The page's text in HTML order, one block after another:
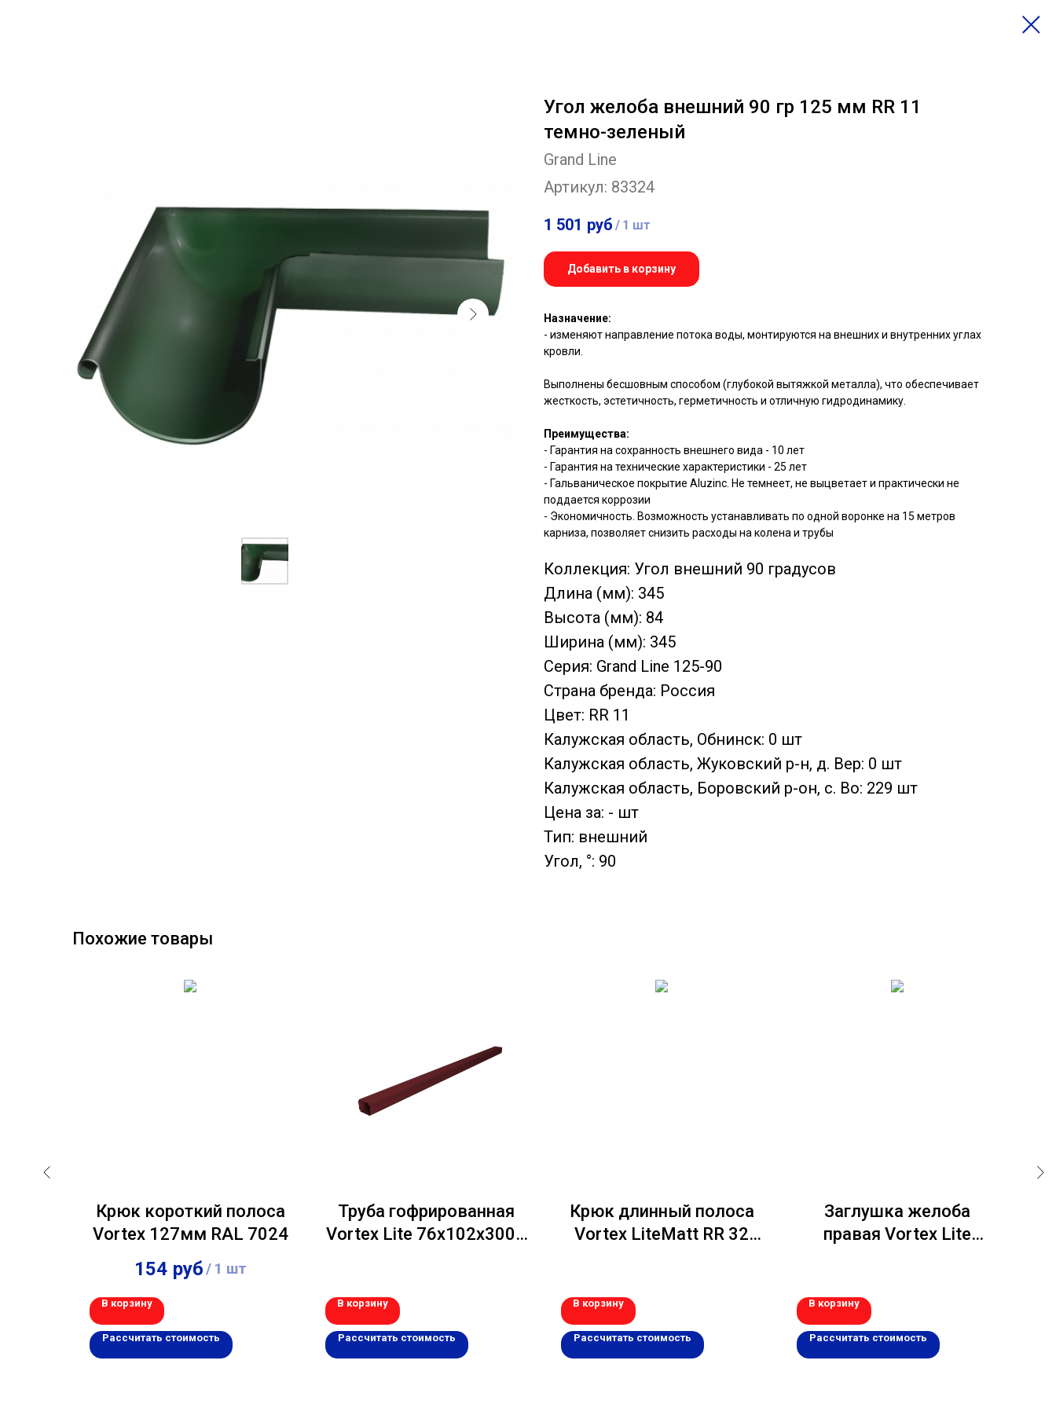
Угол желоба внешний 90 гр 125 мм RR 11
темно-зеленый
Grand Line
Артикул: 83324
1 501 руб / 1 шт
Добавить в корзину
Назначение:
- изменяют направление потока воды, монтируются на внешних и внутренних углах
кровли.
Выполнены бесшовным способом (глубокой вытяжкой металла), что обеспечивает
жесткость, эстетичность, герметичность и отличную гидродинамику.
Преимущества:
- Гарантия на сохранность внешнего вида - 10 лет
- Гарантия на технические характеристики - 25 лет
- Гальваническое покрытие Aluzinc. Не темнеет, не выцветает и практически не
поддается коррозии
- Экономичность. Возможность устанавливать по одной воронке на 15 метров
карниза, позволяет снизить расходы на колена и трубы
Коллекция: Угол внешний 90 градусов
Длина (мм): 345
Высота (мм): 84
Ширина (мм): 345
Серия: Grand Line 125-90
Страна бренда: Россия
Цвет: RR 11
Калужская область, Обнинск: 0 шт
Калужская область, Жуковский р-н, д. Вер: 0 шт
Калужская область, Боровский р-он, с. Во: 229 шт
Цена за: - шт
Тип: внешний
Угол, °: 90
Похожие товары
Крюк короткий полоса
Vortex 127мм RAL 7024
154 руб/ 1 шт
В корзину
Рассчитать стоимость
Труба гофрированная
Vortex Lite 76х102х3000
В корзину
Рассчитать стоимость
Крюк длинный полоса
Vortex LiteMatt RR 32
В корзину
Рассчитать стоимость
Заглушка желоба
правая Vortex Lite
В корзину
Рассчитать стоимость